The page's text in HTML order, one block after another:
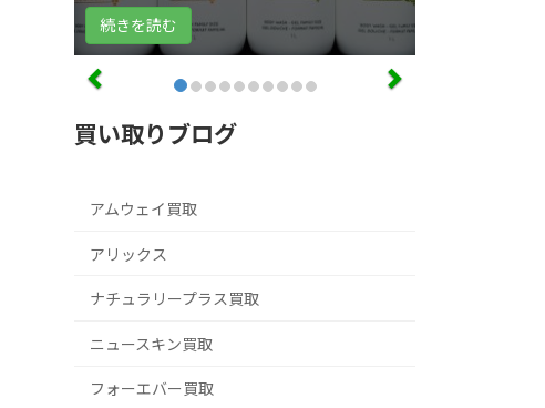
続きを読む
買い取りブログ
アムウェイ買取
アリックス
ナチュラリープラス買取
ニュースキン買取
フォーエバー買取